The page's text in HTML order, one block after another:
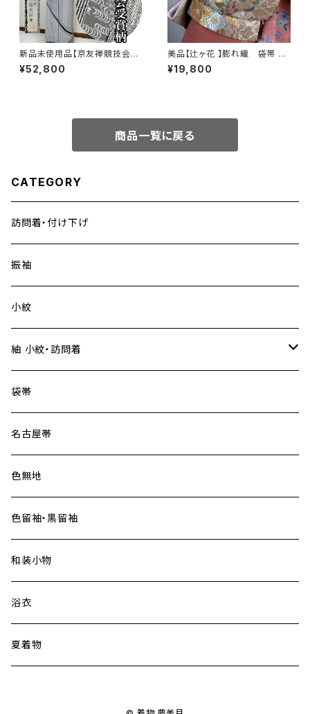
新品未使用品【京友禅競技会大
会受賞柄】正絹 袷 訪問着s758
¥52,800
美品【辻ヶ花 】膨れ織 袋帯 正
絹 q269
¥19,800
商品一覧に戻る
CATEGORY
訪問着・付け下げ
振袖
小紋
紬 小紋・訪問着
大島紬
袋帯
名古屋帯
色無地
色留袖・黒留袖
和装小物
浴衣
夏着物